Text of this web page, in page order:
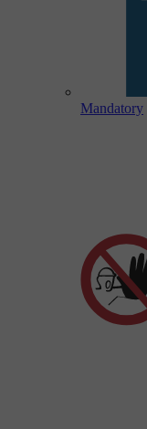
Mandatory